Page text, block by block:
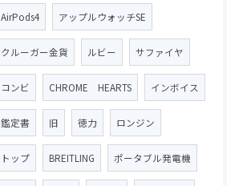
AirPods4 アップルウォッチSE
クルーガー金貨 ルビー サファイヤ
コンビ CHROME HEARTS インボイス
鑑定書 旧 徳力 ロンジン
トップ BREITLING ポータブル発電機